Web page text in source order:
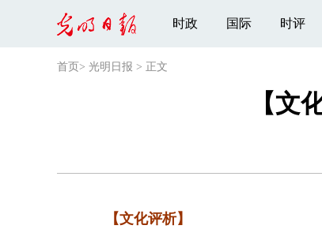
时政 国际 时评
首页 > 光明日报 > 正文
【文
【文化评析】